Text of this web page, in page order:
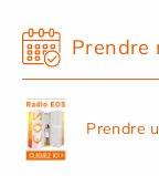
Prendre
Prendre